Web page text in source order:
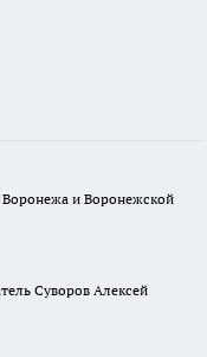
и Воронежской
Суворов Алексей